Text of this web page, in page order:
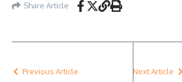
Share Article
Previous Article Next Article